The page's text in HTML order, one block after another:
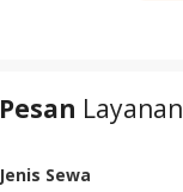
Pesan Layanan
Jenis Sewa